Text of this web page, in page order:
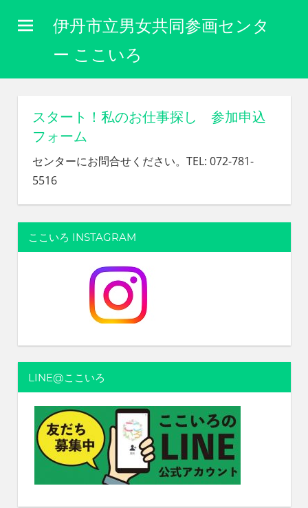
伊丹市立男女共同参画センタ
ー ここいろ
関
わ
な
く
ら
し
く
社
会
を、
次
世
代
に
引
き
継
スタート！私のお仕事探し 参加申込
フォーム
センターにお問合せください。TEL: 072-781-
5516
ここいろ INSTAGRAM
LINE@ここいろ